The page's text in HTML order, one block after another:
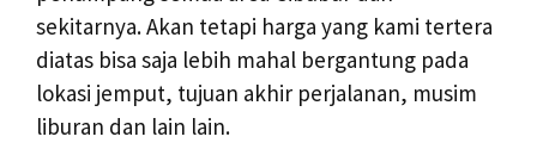
sekitarnya. Akan tetapi harga yang kami tertera
diatas bisa saja lebih mahal bergantung pada
lokasi jemput, tujuan akhir perjalanan, musim
liburan dan lain lain.